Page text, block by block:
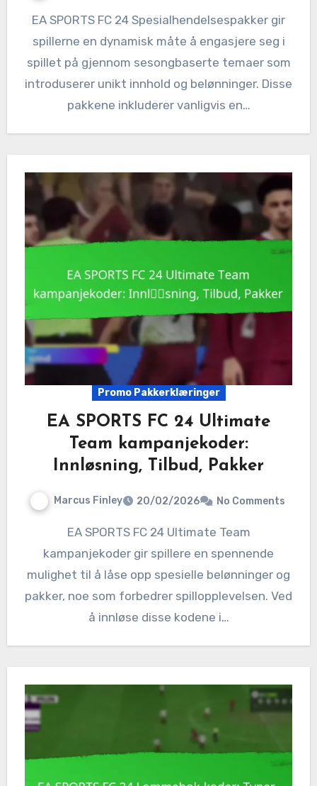
EA SPORTS FC 24 Spesialhendelsespakker gir
spillerne en dynamisk måte å engasjere seg i
spillet på gjennom sesongbaserte temaer som
introduserer unikt innhold og belønninger. Disse
pakkene inkluderer vanligvis en…
Promo Pakkerklæringer
EA SPORTS FC 24 Ultimate
Team kampanjekoder:
Innløsning, Tilbud, Pakker
Marcus Finley 20/02/2026 No Comments
EA SPORTS FC 24 Ultimate Team
kampanjekoder gir spillere en spennende
mulighet til å låse opp spesielle belønninger og
pakker, noe som forbedrer spillopplevelsen. Ved
å innløse disse kodene i…